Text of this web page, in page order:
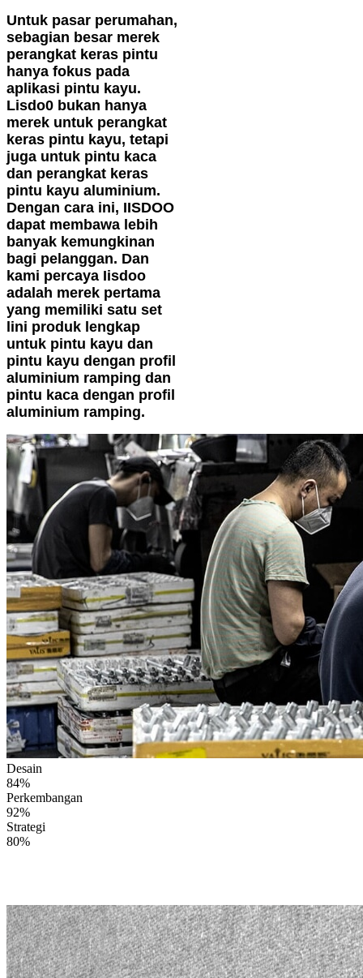
Untuk pasar perumahan,
sebagian besar merek
perangkat keras pintu
hanya fokus pada
aplikasi pintu kayu.
Lisdo0 bukan hanya
merek untuk perangkat
keras pintu kayu, tetapi
juga untuk pintu kaca
dan perangkat keras
pintu kayu aluminium.
Dengan cara ini, IISDOO
dapat membawa lebih
banyak kemungkinan
bagi pelanggan. Dan
kami percaya Iisdoo
adalah merek pertama
yang memiliki satu set
lini produk lengkap
untuk pintu kayu dan
pintu kayu dengan profil
aluminium ramping dan
pintu kaca dengan profil
aluminium ramping.
Desain
84%
Perkembangan
92%
Strategi
80%